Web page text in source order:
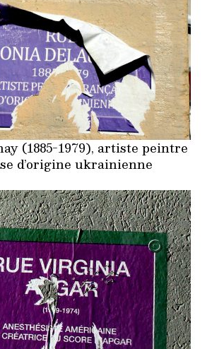
(1885-1979), artiste peintre
d’origine ukrainienne